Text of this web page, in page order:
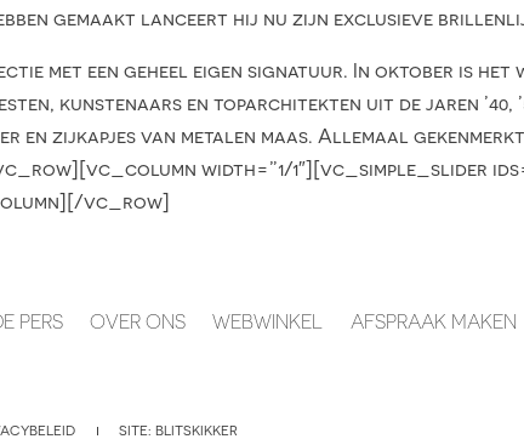
gemaakt lanceert hij nu zijn exclusieve
met een geheel eigen signatuur. In oktober is
kunstenaars en toparchitekten uit de jaren ’40,
zijkapjes van metalen maas. Allemaal
width=”1/1″][vc_simple_slider
vc_row]
PERS OVER ONS WEBWINKEL AFSPRAAK MAKEN
SITE: BLITSKIKKER